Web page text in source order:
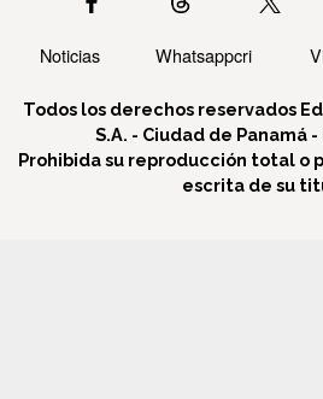
Noticias Whatsappcri
Todos los derechos reservados
S.A. - Ciudad de Panamá
Prohibida su reproducción total o
escrita de su